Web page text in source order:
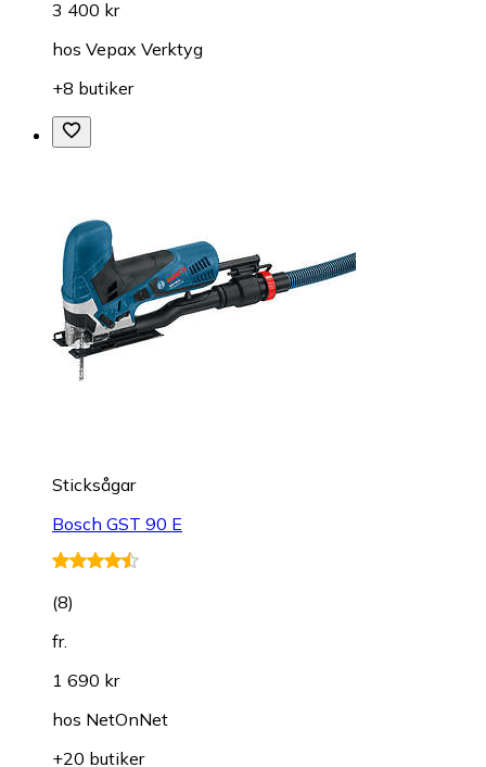
3 400 kr
hos Vepax Verktyg
+8 butiker
Sticksågar
Bosch GST 90 E
(8)
fr.
1 690 kr
hos NetOnNet
+20 butiker